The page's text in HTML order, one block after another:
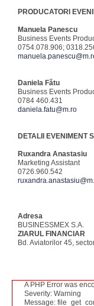
PRODUCATORI
Manuela Panescu
Business Events
0754.078.906;
Daniela Fătu
Business Events
0784 460.431
daniela.fatu@m.ro
DETALII EVENIMENT
Ruxandra Anastasiu
Marketing Assistant
0726.960.542
Adresa
BUSINESSMEX S.A.
ZIARUL FINANCIAR
Bd. Aviatorilor 45,
A PHP Error was
Severity: Warning
Message: